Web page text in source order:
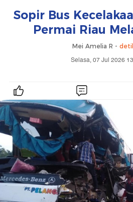
Sopir Bus
Permai Riau
Mei Amelia R -
Selasa, 07 Jul 2026